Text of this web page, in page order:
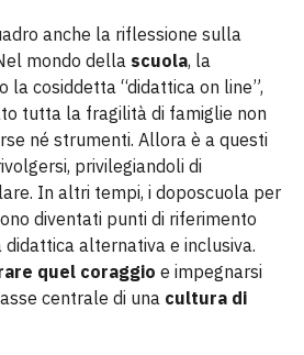
anche la riflessione sulla
mondo della scuola, la
la cosiddetta “didattica on line”,
tutta la fragilità di famiglie non
né strumenti. Allora è a questi
privilegiandoli di
In altri tempi, i doposcuola per
diventati punti di riferimento
alternativa e inclusiva.
quel coraggio e impegnarsi
centrale di una cultura di